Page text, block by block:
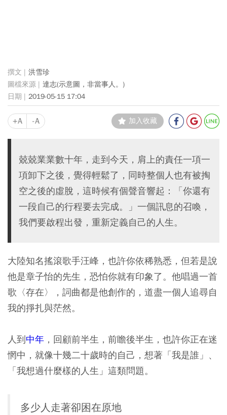
洪雪珍
達志(示意圖，非當事人。)
2019-05-15 17:04
+A -A 加入收藏
兢兢業業數十年，走到今天，肩上的責任一項一
項卸下之後，覺得輕鬆了，同時整個人也有被掏
空之後的虛脫，這時候有個聲音響起：「你還有
一段自己的行程要去完成。」一個訊息的召喚，
我們要啟程出發，重新定義自己的人生。
大陸知名搖滾歌手汪峰，也許你依稀熟悉，但若是說
他是章子怡的先生，恐怕你就有印象了。他唱過一首
歌〈存在〉，詞曲都是他創作的，道盡一個人追尋自
我的掙扎與茫然。
人到中年 ，回顧前半生，前瞻後半生，也許你正在迷
惘中，就像十幾二十歲時的自己，想著「我是誰」、
「我想過什麼樣的人生」這類問題。
多少人走著卻困在原地